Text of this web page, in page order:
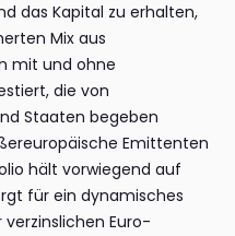
das Kapital zu erhalten,
Mix aus
mit und ohne
die von
Staaten begeben
Emittenten
hält vorwiegend auf
für ein dynamisches
Euro-